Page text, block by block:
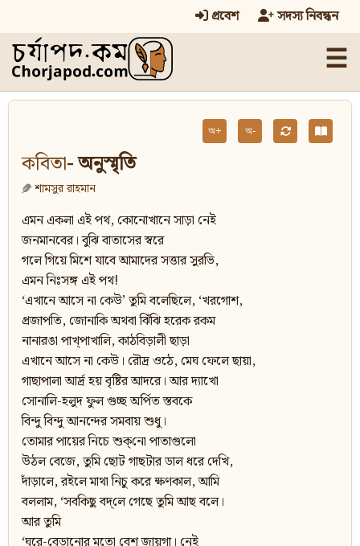
প্রবেশ সদস্য নিবন্ধন
☰
অ+ অ-
কবিতা- অনুস্মৃতি
শামসুর রাহমান
এমন একলা এই পথ, কোনোখানে সাড়া নেই
জনমানবের। বুঝি বাতাসের স্বরে
গলে গিয়ে মিশে যাবে আমাদের সত্তার সুরভি,
এমন নিঃসঙ্গ এই পথ!
‘এখানে আসে না কেউ’ তুমি বলেছিলে, ‘খরগোশ,
প্রজাপতি, জোনাকি অথবা ঝিঁঝি হরেক রকম
নানারঙা পাখ্‌পাখালি, কাঠবিড়ালী ছাড়া
এখানে আসে না কেউ। রৌদ্র ওঠে, মেঘ ফেলে ছায়া,
গাছাপালা আর্দ্র হয় বৃষ্টির আদরে। আর দ্যাখো
সোনালি-হলুদ ফুল গুচ্ছ অর্পিত স্তবকে
বিন্দু বিন্দু আনন্দের সমবায় শুধু।
তোমার পায়ের নিচে শুক্‌নো পাতাগুলো
উঠল বেজে, তুমি ছোট গাছটার ডাল ধরে দেখি,
দাঁড়ালে, রইলে মাথা নিচু করে ক্ষণকাল, আমি
বললাম, ‘সবকিছু বদ্‌লে গেছে তুমি আছ বলে।
আর তুমি